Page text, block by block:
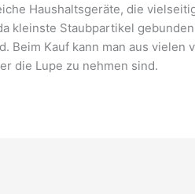
Haushaltsgeräte, die
kleinste Staubpartikel
Beim Kauf kann man aus vielen
die Lupe zu nehmen sind.